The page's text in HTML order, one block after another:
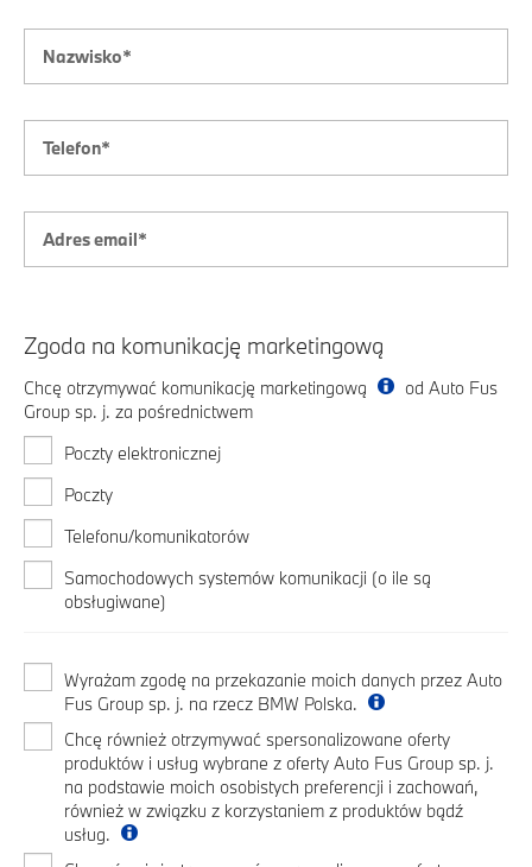
Zgoda na komunikację marketingową
Chcę otrzymywać komunikację marketingową
od Auto Fus
Group sp. j. za pośrednictwem
Poczty elektronicznej
Poczty
Telefonu/komunikatorów
Samochodowych systemów komunikacji (o ile są
obsługiwane)
Wyrażam zgodę na przekazanie moich danych przez Auto
Fus Group sp. j. na rzecz BMW Polska.
Chcę również otrzymywać spersonalizowane oferty
produktów i usług wybrane z oferty Auto Fus Group sp. j.
na podstawie moich osobistych preferencji i zachowań,
również w związku z korzystaniem z produktów bądź
usług.